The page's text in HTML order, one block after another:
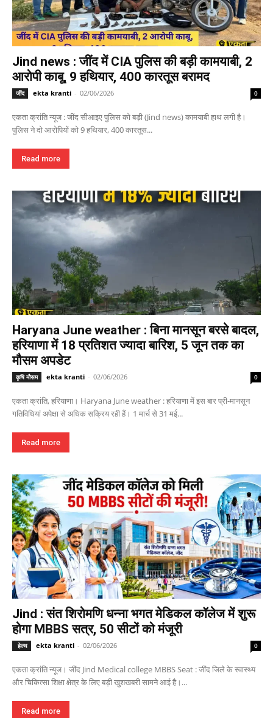
Jind news : जींद में CIA पुलिस की बड़ी कामयाबी, 2
आरोपी काबू, 9 हथियार, 400 कारतूस बरामद
जींद ekta kranti - 02/06/2026 0
एकता क्रांति न्यूज : जींद सीआइए पुलिस को बड़ी (Jind news) कामयाबी हाथ लगी है।
पुलिस ने दो आरोपियों को 9 हथियार, 400 कारतूस...
Read more
Haryana June weather : बिना मानसून बरसे बादल,
हरियाणा में 18 प्रतिशत ज्यादा बारिश, 5 जून तक का
मौसम अपडेट
कृषि मौसम ekta kranti - 02/06/2026 0
एकता क्रांति, हरियाणा। Haryana June weather : हरियाणा में इस बार प्री-मानसून
गतिविधियां अपेक्षा से अधिक सक्रिय रही हैं। 1 मार्च से 31 मई...
Read more
Jind : संत शिरोमणि धन्ना भगत मेडिकल कॉलेज में शुरू
होगा MBBS सत्र, 50 सीटों को मंजूरी
हेल्थ ekta kranti - 02/06/2026 0
एकता क्रांति न्यूज। जींद Jind Medical college MBBS Seat : जींद जिले के स्वास्थ्य
और चिकित्सा शिक्षा क्षेत्र के लिए बड़ी खुशखबरी सामने आई है।...
Read more